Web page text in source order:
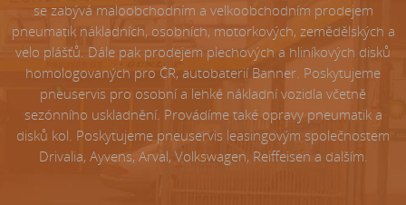
se zabývá maloobchodním a velkoobchodním prodejem
pneumatik nákladních, osobních, motorkových, zemědělských a
velo plášťů. Dále pak prodejem plechových a hliníkových disků
homologovaných pro ČR, autobaterií Banner. Poskytujeme
pneuservis pro osobní a lehké nákladní vozidla včetně
sezónního uskladnění. Provádíme také opravy pneumatik a
disků kol. Poskytujeme pneuservis leasingovým společnostem
Drivalia, Ayvens, Arval, Volkswagen, Reiffeisen a dalším.